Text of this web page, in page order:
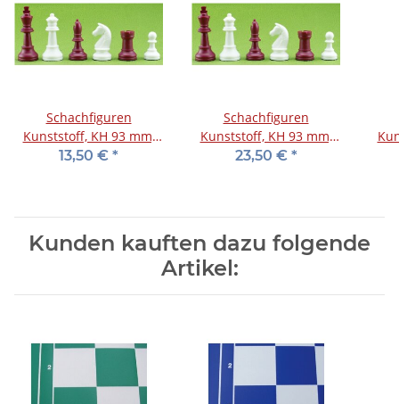
Schachfiguren
Kunststoff, KH 93 mm,
rot/weiß
13,50 € *
Schachfiguren
Kunststoff, KH 93 mm,
rot/weiß, im Holzkasten
23,50 € *
Kunden kauften dazu folgende
Artikel: